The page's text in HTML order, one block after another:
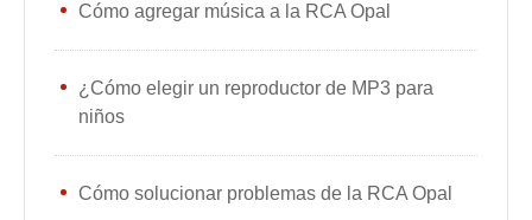
Cómo agregar música a la RCA Opal
¿Cómo elegir un reproductor de MP3 para
niños
Cómo solucionar problemas de la RCA Opal